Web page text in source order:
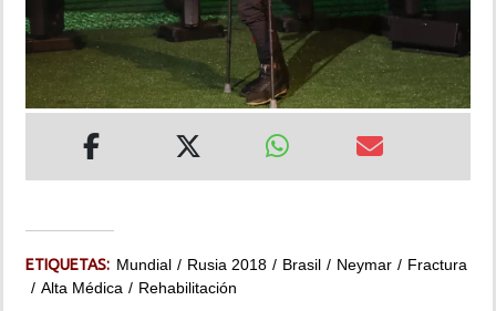
INSÓLITAS
MULTIMEDIA
ETIQUETAS: Mundial Rusia 2018 Brasil Neymar
Fractura
Alta Médica
Rehabilitación